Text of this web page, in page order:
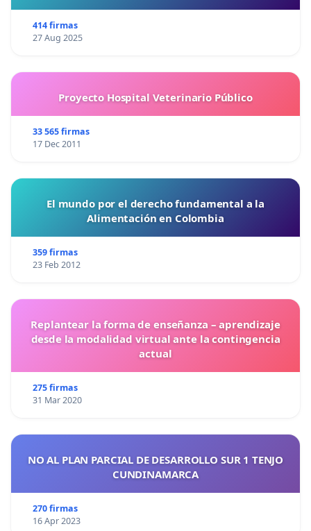
414 firmas
27 Aug 2025
Proyecto Hospital Veterinario Público
33 565 firmas
17 Dec 2011
El mundo por el derecho fundamental a la
Alimentación en Colombia
359 firmas
23 Feb 2012
Replantear la forma de enseñanza – aprendizaje
desde la modalidad virtual ante la contingencia
actual
275 firmas
31 Mar 2020
NO AL PLAN PARCIAL DE DESARROLLO SUR 1 TENJO
CUNDINAMARCA
270 firmas
16 Apr 2023